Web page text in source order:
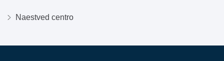
Naestved centro